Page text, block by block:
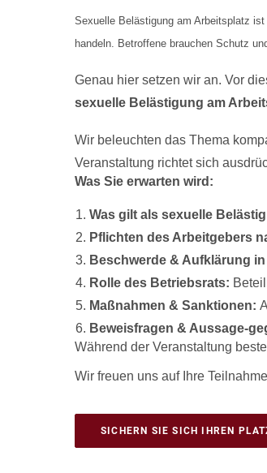
Sexuelle Belästigung am Arbeitsplatz
handeln. Betroffene brauchen Schutz
Genau hier setzen wir an. Vor
sexuelle Belästigung am
Wir beleuchten das Thema
Veranstaltung richtet sich
Was Sie erwarten wird:
Was gilt als sexuelle
Pflichten des Arbeitgebers
Beschwerde & Aufklärung
Rolle des Betriebsrats:
Maßnahmen & Sanktionen:
Beweisfragen & Aussage-
Während der Veranstaltung
​​​​​​​Wir freuen uns auf Ihre
SICHERN SIE SICH IHREN